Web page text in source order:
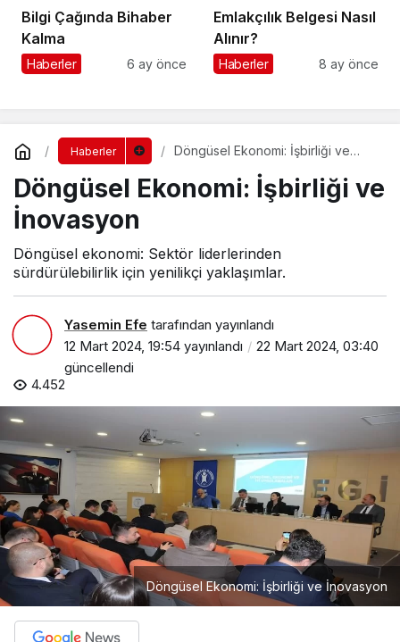
Bilgi Çağında Bihaber
Kalma
Haberler 6 ay önce
Emlakçılık Belgesi Nasıl
Alınır?
Haberler 8 ay önce
Haberler
Döngüsel Ekonomi: İşbirliği ve
Döngüsel Ekonomi: İşbirliği ve
İnovasyon
Döngüsel ekonomi: Sektör liderlerinden
sürdürülebilirlik için yenilikçi yaklaşımlar.
Yasemin Efe tarafından yayınlandı
12 Mart 2024, 19:54 yayınlandı
22 Mart 2024, 03:40
güncellendi
4.452
Döngüsel Ekonomi: İşbirliği ve İnovasyon